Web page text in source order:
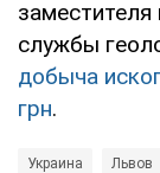
заместителя
службы
добыча
грн.
Украина Львов